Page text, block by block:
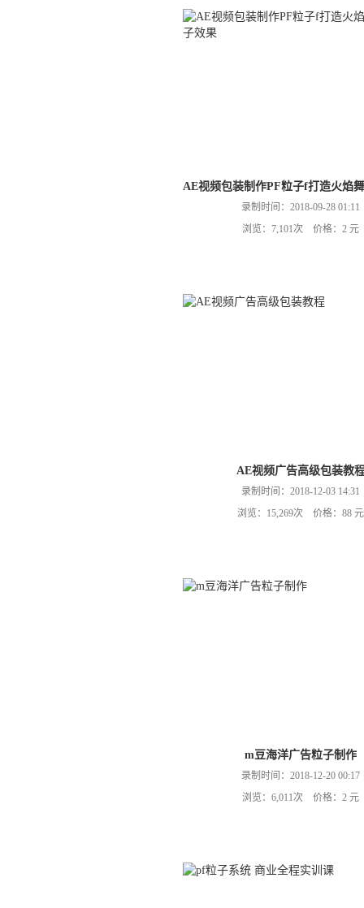
AE视频包装制作PF粒子f打造火焰
录制时间：2018-09-28 01:11
浏览：7,101次 价格：2 元
AE视频广告高级包装教
录制时间：2018-12-03 14:31
浏览：15,269次 价格：88 元
m豆海洋广告粒子制作
录制时间：2018-12-20 00:17
浏览：6,011次 价格：2 元